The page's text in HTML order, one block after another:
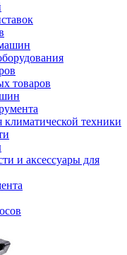
товаров
климатической техники
и аксессуары для